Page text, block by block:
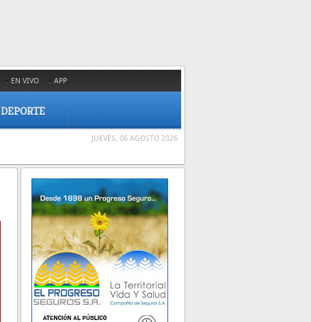
EN VIVO APP
DEPORTE
JUEVES, 06 AGOSTO 2026